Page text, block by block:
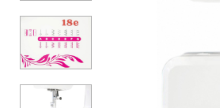
Аксесуари
Бренди